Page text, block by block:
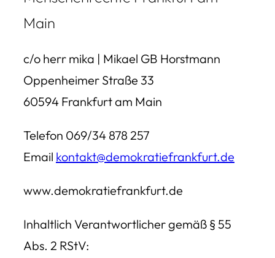
Main
c/o herr mika | Mikael GB Horstmann
Oppenheimer Straße 33
60594 Frankfurt am Main
Telefon 069/34 878 257
Email kontakt@demokratiefrankfurt.de
www.demokratiefrankfurt.de
Inhaltlich Verantwortlicher gemäß § 55
Abs. 2 RStV: